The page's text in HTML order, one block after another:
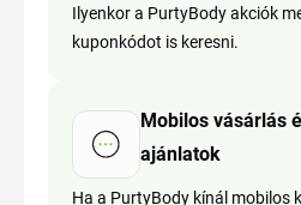
Ilyenkor a PurtyBody akciók
kuponkódot is keresni.
Mobilos vásárlás
ajánlatok
Ha a PurtyBody kínál mobilos